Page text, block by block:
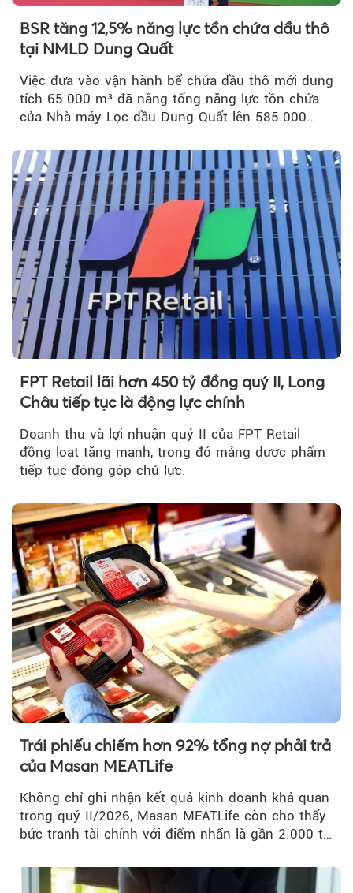
BSR tăng 12,5% năng lực tồn chứa dầu thô
tại NMLD Dung Quất
Việc đưa vào vận hành bể chứa dầu thô mới dung
tích 65.000 m³ đã nâng tổng năng lực tồn chứa
của Nhà máy Lọc dầu Dung Quất lên 585.000
FPT Retail lãi hơn 450 tỷ đồng quý II, Long
Châu tiếp tục là động lực chính
Doanh thu và lợi nhuận quý II của FPT Retail
đồng loạt tăng mạnh, trong đó mảng dược phẩm
tiếp tục đóng góp chủ lực.
Trái phiếu chiếm hơn 92% tổng nợ phải trả
của Masan MEATLife
Không chỉ ghi nhận kết quả kinh doanh khả quan
trong quý II/2026, Masan MEATLife còn cho thấy
bức tranh tài chính với điểm nhấn là gần 2.000 tỷ